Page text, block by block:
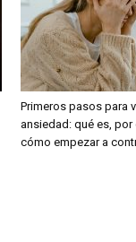
Primeros pasos para
ansiedad: qué es, por
cómo empezar a